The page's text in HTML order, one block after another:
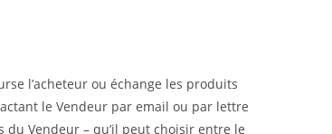
l’acheteur ou échange les produits
le Vendeur par email ou par lettre
Vendeur – qu’il peut choisir entre le